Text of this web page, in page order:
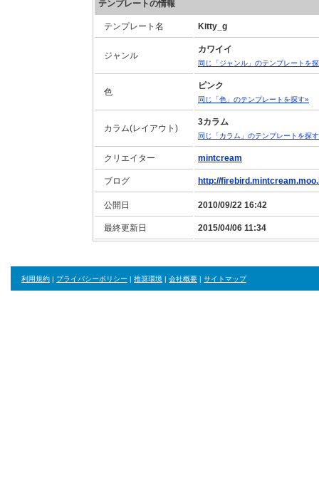
テンプレートの情報
テンプレート名 Kitty_g
ジャンル
カワイイ
同じ「ジャンル」のテンプレートを
色
ピンク
同じ「色」のテンプレートを探す»
カラム(レイアウト)
3カラム
同じ「カラム」のテンプレートを探
クリエイター mintcream
ブログ http://
公開日 2010/09/22 16:42
最終更新日 2015/04/06 11:34
利用規約 | プライバシーポリシー | 推奨環境 | 会社概要 | サイトマップ